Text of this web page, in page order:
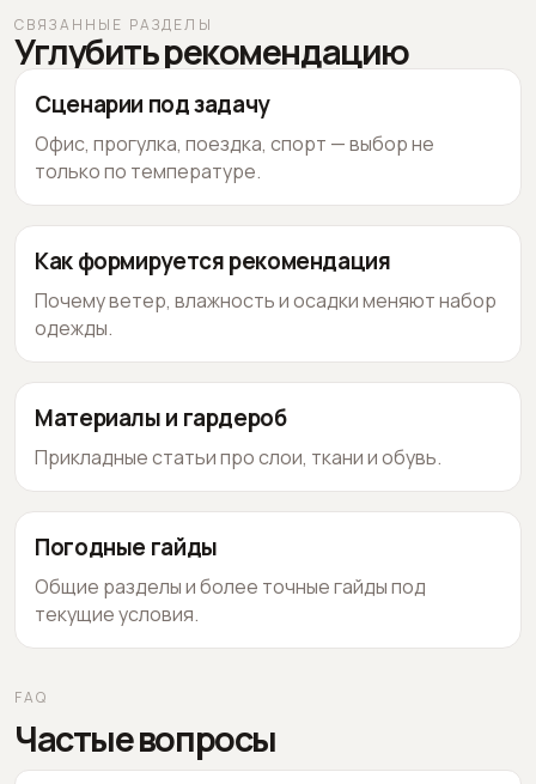
СВЯЗАННЫЕ РАЗДЕЛЫ
Углубить рекомендацию
Сценарии под задачу
Офис, прогулка, поездка, спорт — выбор не
только по температуре.
Как формируется рекомендация
Почему ветер, влажность и осадки меняют набор
одежды.
Материалы и гардероб
Прикладные статьи про слои, ткани и обувь.
Погодные гайды
Общие разделы и более точные гайды под
текущие условия.
FAQ
Частые вопросы